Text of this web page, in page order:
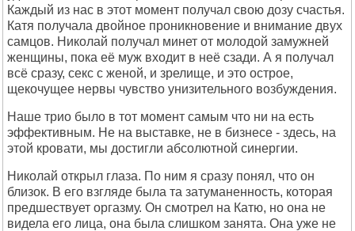
Каждый из нас в этот момент получал свою дозу счастья.
Катя получала двойное проникновение и внимание двух
самцов. Николай получал минет от молодой замужней
женщины, пока её муж входит в неё сзади. А я получал
всё сразу, секс с женой, и зрелище, и это острое,
щекочущее нервы чувство унизительного возбуждения.
Наше трио было в тот момент самым что ни на есть
эффективным. Не на выставке, не в бизнесе - здесь, на
этой кровати, мы достигли абсолютной синергии.
Николай открыл глаза. По ним я сразу понял, что он
близок. В его взгляде была та затуманенность, которая
предшествует оргазму. Он смотрел на Катю, но она не
видела его лица, она была слишком занята. Она уже не